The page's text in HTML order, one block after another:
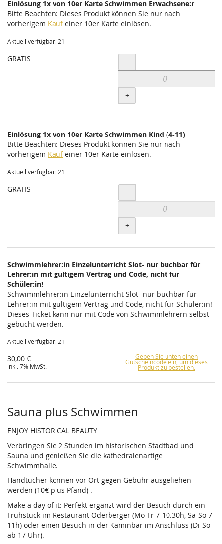
Einlösung 1x von 10er Karte Schwimmen Erwachsene:r
Bitte Beachten: Dieses Produkt können Sie nur nach
vorherigem Kaufeiner 10er Karte einlösen.
Aktuell verfügbar: 21
GRATIS Menge
-
+
Einlösung 1x von 10er Karte Schwimmen Kind (4-11)
Bitte Beachten: Dieses Produkt können Sie nur nach
vorherigem Kaufeiner 10er Karte einlösen.
Aktuell verfügbar: 21
GRATIS Menge
-
+
Schwimmlehrer:in Einzelunterricht Slot- nur buchbar für
Lehrer:in mit gültigem Vertrag und Code, nicht für
Schüler:in!
Schwimmlehrer:in Einzelunterricht Slot- nur buchbar für
Lehrer:in mit gültigem Vertrag und Code, nicht für Schüler:in!
Dieses Ticket kann nur mit Code von Schwimmlehrern selbst
gebucht werden.
Aktuell verfügbar: 21
30,00 €
inkl. 7% MwSt.
Geben Sie unten einen
Gutscheincode ein, um dieses
Produkt zu bestellen.
Sauna plus Schwimmen
ENJOY HISTORICAL BEAUTY
Verbringen Sie 2 Stunden im historischen Stadtbad und
Sauna und genießen Sie die kathedralenartige
Schwimmhalle.
Handtücher können vor Ort gegen Gebühr ausgeliehen
werden (10€ plus Pfand) .
Make a day of it: Perfekt ergänzt wird der Besuch durch ein
Frühstück im Restaurant Oderberger (Mo-Fr 7-10.30h, Sa-So 7-
11h) oder einen Besuch in der Kaminbar im Anschluss (Di-So
ab 17 Uhr).